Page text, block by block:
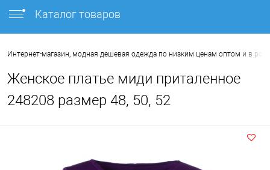
Каталог товаров
Интернет-магазин, модная дешевая одежда по низким ценам оптом и в
Женское платье миди приталенное
248208 размер 48, 50, 52